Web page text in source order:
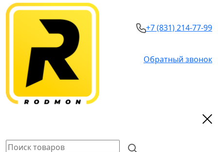
+7 (831) 214-77-99
Обратный звонок